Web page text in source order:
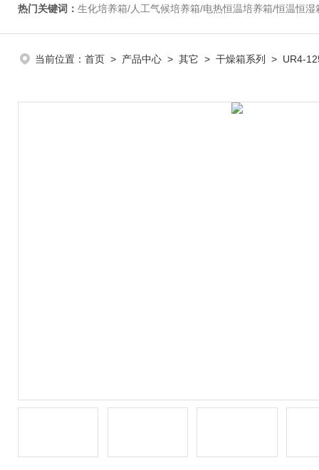
热门关键词： 生化培养箱/人工气候培养箱/电热恒温培养箱/恒温恒湿箱/光照培养箱/二氧化碳培养箱
当前位置： 首页 > 产品中心 > 其它 > 干燥箱系列 > UR4-